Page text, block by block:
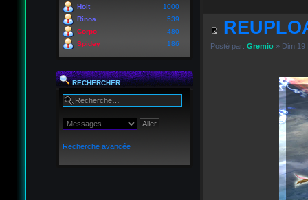
Holt
1000
Rinoa
539
Corpo
480
Spidey
186
RECHERCHER
Recherche avancée
Posté par: Gremio» Dim 19